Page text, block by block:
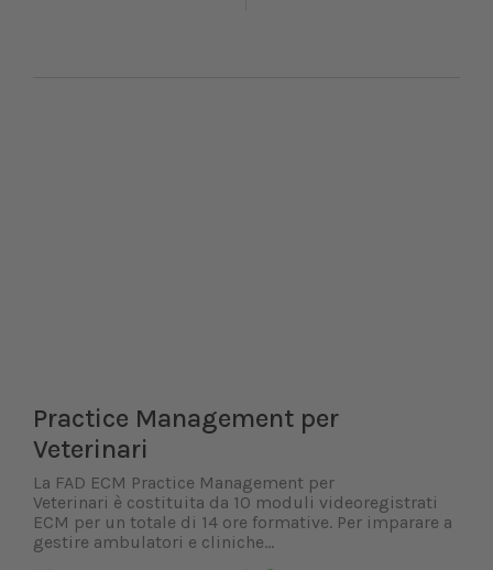
Practice Management per
Veterinari
La FAD ECM Practice Management per
Veterinari è costituita da 10 moduli videoregistrati
ECM per un totale di 14 ore formative. Per imparare a
gestire ambulatori e cliniche...